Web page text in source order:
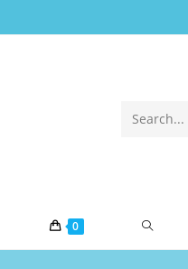
Search...
0 TOGGLE